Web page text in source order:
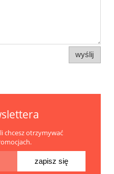
wyślij
chcesz otrzymywać
zapisz się